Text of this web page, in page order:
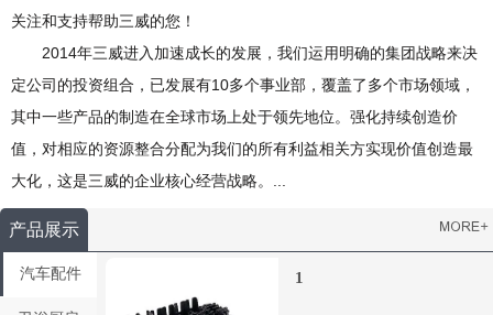
关注和支持帮助三威的您！
2014年三威进入加速成长的发展，我们运用明确的集团战略来决
定公司的投资组合，已发展有10多个事业部，覆盖了多个市场领域，
其中一些产品的制造在全球市场上处于领先地位。强化持续创造价
值，对相应的资源整合分配为我们的所有利益相关方实现价值创造最
大化，这是三威的企业核心经营战略。...
产品展示
汽车配件 1